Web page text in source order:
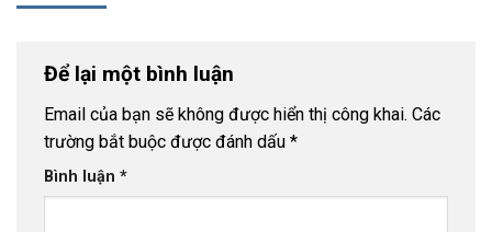
Để lại một bình luận
Email của bạn sẽ không được hiển thị công khai. Các
trường bắt buộc được đánh dấu *
Bình luận *